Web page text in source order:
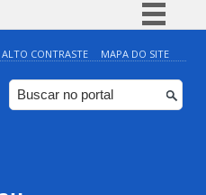
Simplifique!
Comunica BR
Participe
ALTO CONTRASTE MAPA DO SITE